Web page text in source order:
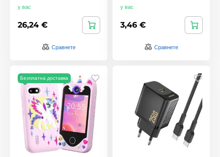
у вас
26,24 €
Сравнете
у вас
3,46 €
Сравнете
Безплатна доставка